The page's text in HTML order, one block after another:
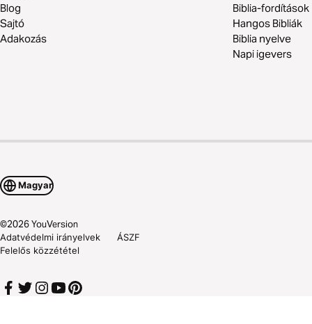
Blog
Sajtó
Adakozás
Biblia-fordítások
Hangos Bibliák
Biblia nyelve
Napi igevers
Magyar
©2026YouVersion
Adatvédelmi irányelvek
ÁSZF
Felelős közzététel